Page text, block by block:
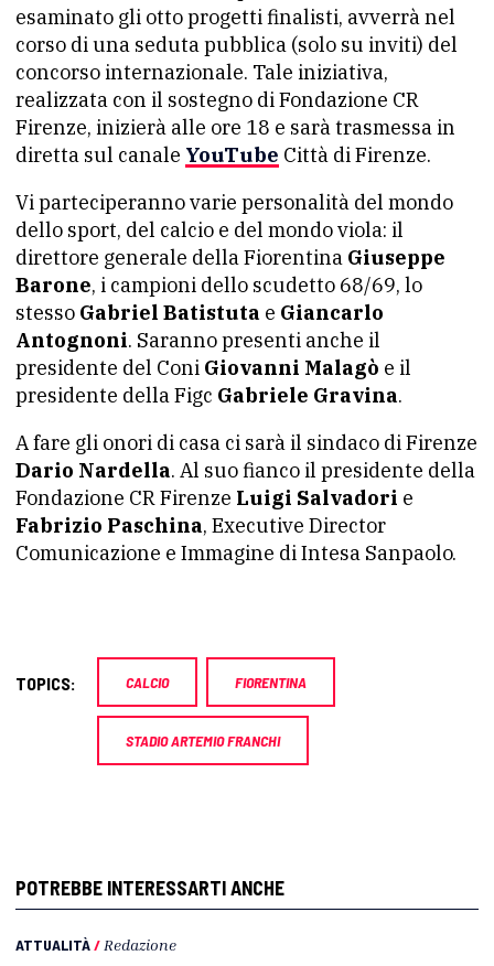
esaminato gli otto progetti finalisti, avverrà nel
corso di una seduta pubblica (solo su inviti) del
concorso internazionale. Tale iniziativa,
realizzata con il sostegno di Fondazione CR
Firenze, inizierà alle ore 18 e sarà trasmessa in
diretta sul canale YouTube Città di Firenze.
Vi parteciperanno varie personalità del mondo
dello sport, del calcio e del mondo viola: il
direttore generale della Fiorentina Giuseppe
Barone, i campioni dello scudetto 68/69, lo
stesso Gabriel Batistuta e Giancarlo
Antognoni. Saranno presenti anche il
presidente del Coni Giovanni Malagò e il
presidente della Figc Gabriele Gravina.
A fare gli onori di casa ci sarà il sindaco di Firenze
Dario Nardella. Al suo fianco il presidente della
Fondazione CR Firenze Luigi Salvadori e
Fabrizio Paschina, Executive Director
Comunicazione e Immagine di Intesa Sanpaolo.
TOPICS: CALCIO FIORENTINA
STADIO ARTEMIO FRANCHI
POTREBBE INTERESSARTI ANCHE
ATTUALITÀ/ Redazione